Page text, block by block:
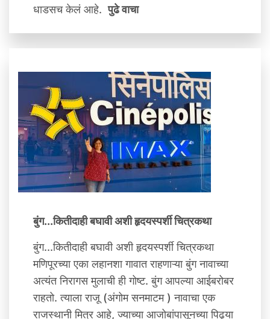
धाडसच केलं आहे.पुढे वाचा
बुंग...कितीदाही बघावी अशी हृदयस्पर्शी चित्रकथा
बुंग...कितीदाही बघावी अशी हृदयस्पर्शी चित्रकथा
मणिपूरच्या एका लहानशा गावात राहणाऱ्या बुंग नावाच्या
अत्यंत निरागस मुलाची ही गोष्ट. बुंग आपल्या आईबरोबर
राहतो. त्याला राजू (अंगोम सनमाटम ) नावाचा एक
राजस्थानी मित्र आहे, ज्याच्या आजोबांपासूनच्या पिढ्या